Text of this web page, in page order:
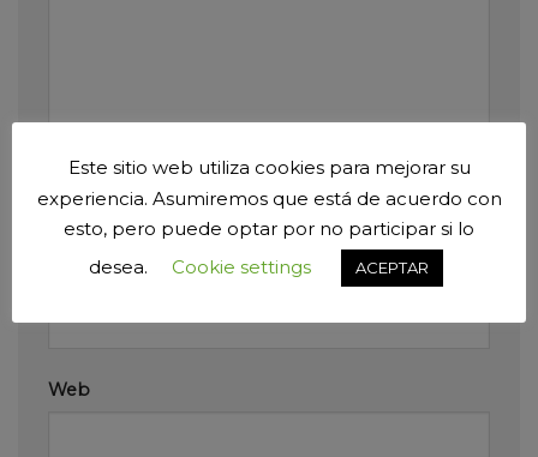
Nombre*
Correo electrónico*
Web
Este sitio web utiliza cookies para mejorar su
experiencia. Asumiremos que está de acuerdo con
esto, pero puede optar por no participar si lo
desea.
Cookie settings ACEPTAR